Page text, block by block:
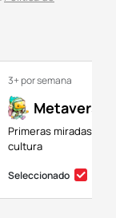
3+ por semana
Metaversal
Primeras miradas a
cultura
Seleccionado